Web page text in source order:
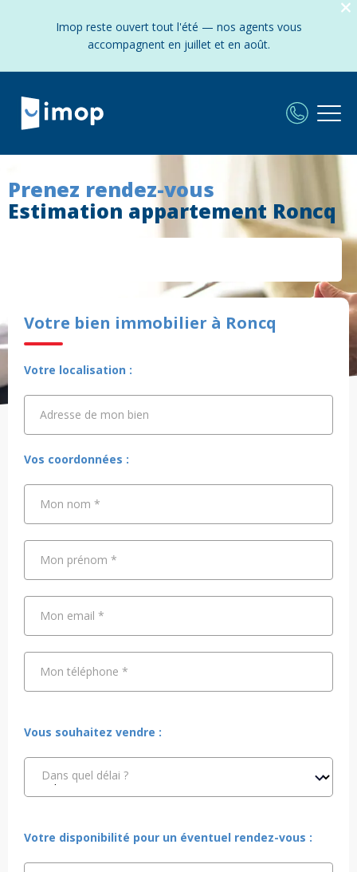
Imop reste ouvert tout l'été — nos agents vous
accompagnent en juillet et en août.
Prenez rendez-vous
Estimation appartement Roncq
Votre bien immobilier à Roncq
Votre localisation :
Adresse de mon bien
Adresse de mon bien
Vos coordonnées :
Mon nom *
Mon prénom *
Mon email *
Mon téléphone *
Vous souhaitez vendre :
Dans quel délai ?
Votre disponibilité pour un éventuel rendez-vous :